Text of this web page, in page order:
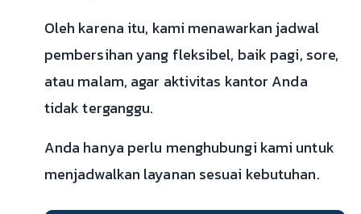
Oleh karena itu, kami menawarkan jadwal
pembersihan yang fleksibel, baik pagi, sore,
atau malam, agar aktivitas kantor Anda
tidak terganggu.
Anda hanya perlu menghubungi kami untuk
menjadwalkan layanan sesuai kebutuhan.